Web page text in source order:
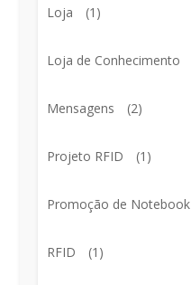
Loja (1)
Loja de Conhecimento
Mensagens (2)
Projeto RFID (1)
Promoção de Notebook
RFID (1)